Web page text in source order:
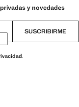
y novedades
SUSCRIBIRME
.